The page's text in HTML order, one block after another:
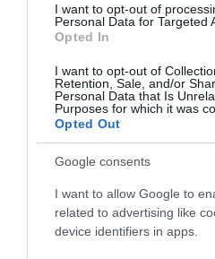
I want to opt-out of
Personal Data for Targeted
Opted In
I want to opt-out of
Retention, Sale, and/or
Personal Data that Is
Purposes for which it was
Opted Out
Google consents
I want to allow Google to
related to advertising like
device identifiers in apps.
εμπορικές πολιτικές
οικονομίας, οι
συγκεκριμένη αγορά
τετράμηνο
καταγράφοντας
τον Πανελλήνιο
γεγονός αυτό δεν